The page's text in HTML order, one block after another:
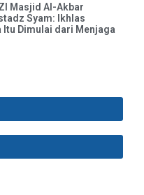
Masjid Al-Akbar
Syam: Ikhlas
Itu Dimulai dari Menjaga